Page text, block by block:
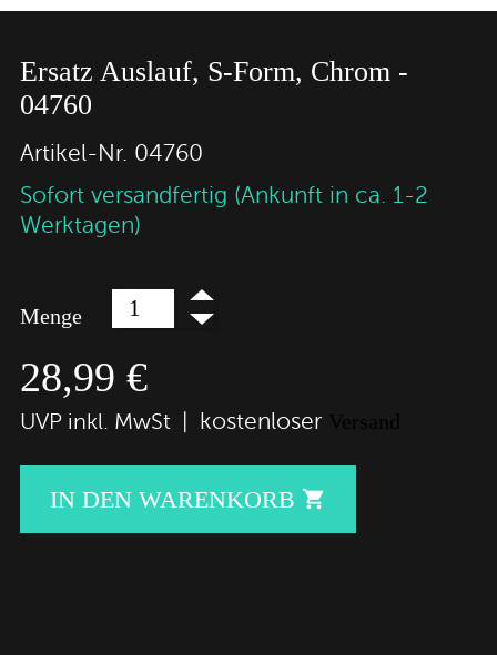
Ersatz Auslauf, S-Form, Chrom -
04760
Artikel-Nr. 04760
Sofort versandfertig (Ankunft in ca. 1-2
Werktagen)
Menge
28,99 €
UVP inkl. MwSt | kostenloser
IN DEN WARENKORB 